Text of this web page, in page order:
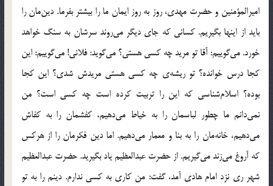
اميرالمؤمنين و حضرت مهدي، روز به روز ايمان ما را بيشتر بفرما. دين‌مان را
بايد از اينها بگيريم. كساني كه جاي ديگر مي‌روند سرشان به سنگ خواهد
خورد. مي‌گوييم: آقا تو مريد چه كسي هستي؟ مي‌گويد: فلاني! مي‌گوييم: اين
كجا درس خوانده؟ تو ريشه‌ي چه كسي هستي مريدش شدي؟ اين كجا
بوده؟ اسلام‌شناسي كه اين را تربيت كرده است چه كسي است؟ من
نمي‌دانم ما چطور لباسمان را به خياط مي‌دهيم، كفشمان را به كفاش
مي‌دهيم، خانه‌مان را به بنا و معمار مي‌دهيم. اما دين فكرمان را از هركس
كه آروغ مي‌زند مي‌گيريم. از حضرت عبدالعظيم ياد بگيريد. حضرت عبدالعظيم
شهر ري نزد امام هادي آمد، گفت: من كاري به كسي ندارم. دينم را به تو